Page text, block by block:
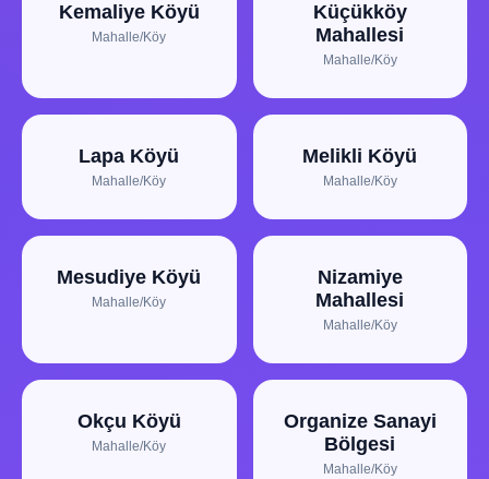
Kemaliye Köyü
Mahalle/Köy
Küçükköy
Mahallesi
Mahalle/Köy
Lapa Köyü
Mahalle/Köy
Melikli Köyü
Mahalle/Köy
Mesudiye Köyü
Mahalle/Köy
Nizamiye
Mahallesi
Mahalle/Köy
Okçu Köyü
Mahalle/Köy
Organize Sanayi
Bölgesi
Mahalle/Köy